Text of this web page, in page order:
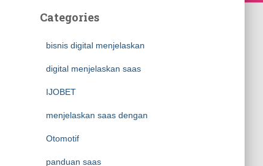
Categories
bisnis digital menjelaskan
digital menjelaskan saas
IJOBET
menjelaskan saas dengan
Otomotif
panduan saas